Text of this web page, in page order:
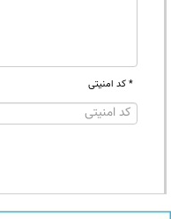
* کد امنیتی